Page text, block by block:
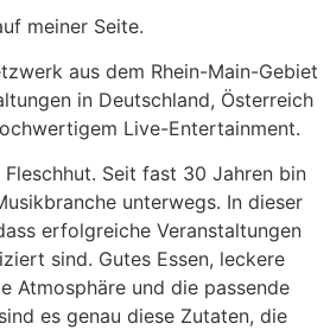
meiner Seite.
aus dem Rhein-Main-Gebiet
in Deutschland, Österreich
Live-Entertainment.
Seit fast 30 Jahren bin
unterwegs. In dieser
erfolgreiche Veranstaltungen
sind. Gutes Essen, leckere
Atmosphäre und die passende
es genau diese Zutaten, die